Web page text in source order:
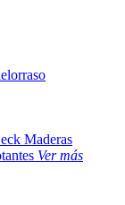
Maderas
Ver más